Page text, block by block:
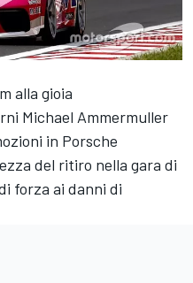
alla gioia
Michael Ammermuller
in Porsche
del ritiro nella gara di
forza ai danni di